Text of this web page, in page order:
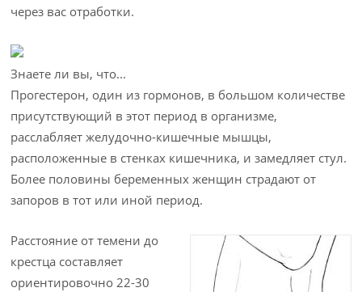
через вас отработки.
Знаете ли вы, что...
Прогестерон, один из гормонов, в большом количестве
присутствующий в этот период в организме,
расслабляет желудочно-кишечные мышцы,
расположенные в стенках кишечника, и замедляет стул.
Более половины беременных женщин страдают от
запоров в тот или иной период.
Расстояние от темени до
крестца составляет
ориентировочно 22-30